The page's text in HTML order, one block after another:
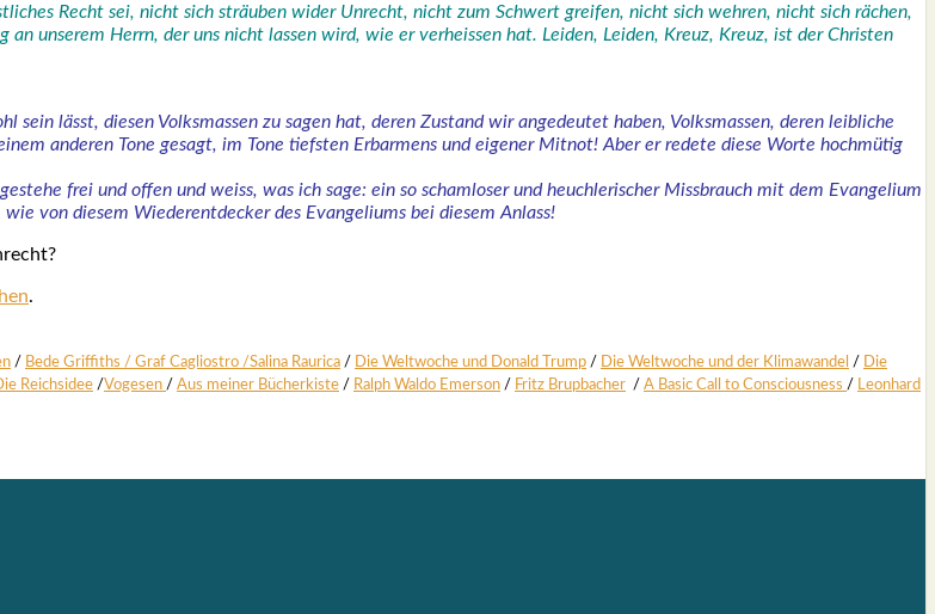
Recht sei, nicht sich sträu­ben wider Unrecht, nicht zum Schwert grei­fen, nicht sich weh­ren, nicht sich rächen,
unse­rem Herrn, der uns nicht las­sen wird, wie er ver­heis­sen hat. Lei­den, Lei­den, Kreuz, Kreuz, ist der Chris­ten
sein lässt, die­sen Volks­mas­sen zu sagen hat, deren Zustand wir ange­deu­tet haben, Volks­mas­sen, deren leib­li­che
ande­ren Tone gesagt, im Tone tiefs­ten Erbar­mens und eige­ner Mit­not! Aber er rede­te die­se Wor­te hoch­mü­tig
frei und offen und weiss, was ich sage: ein so scham­lo­ser und heuch­le­ri­scher Miss­brauch mit dem Evan­ge­li­um
von die­sem Wie­der­ent­de­cker des Evan­ge­li­ums bei die­sem Anlass!
.
/ Bede Grif­fiths / Graf Cagli­os­tro /Sali­na Rau­rica / Die Welt­wo­che und Donald Trump / Die Welt­wo­che und der Kli­ma­wan­del / Die
Reichs­idee /Voge­sen / Aus mei­ner Bücher­kis­te / Ralph Wal­do Emer­son / Fritz Brup­ba­cher / A Basic Call to Con­scious­ness / Leon­hard